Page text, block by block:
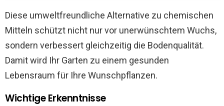
Diese umweltfreundliche Alternative zu chemischen
Mitteln schützt nicht nur vor unerwünschtem Wuchs,
sondern verbessert gleichzeitig die Bodenqualität.
Damit wird Ihr Garten zu einem gesunden
Lebensraum für Ihre Wunschpflanzen.
Wichtige Erkenntnisse